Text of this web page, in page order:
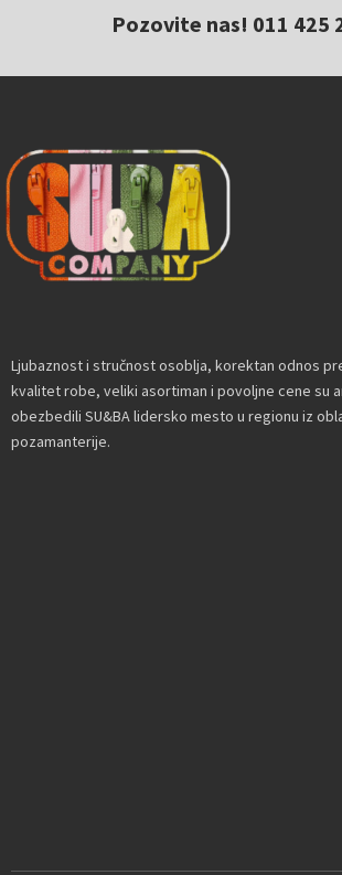
Pozovite nas! 011 425
Ljubaznost i stručnost osoblja, korektan odnos
kvalitet robe, veliki asortiman i povoljne cene su
obezbedili SU&BA lidersko mesto u regionu iz
pozamanterije.